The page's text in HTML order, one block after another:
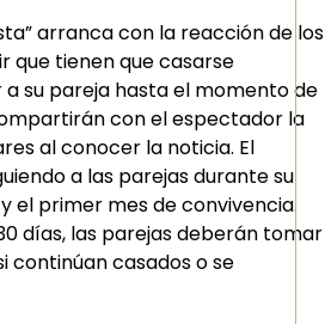
arranca con la reacción de los
que tienen que casarse
su pareja hasta el momento de
con el espectador la
al conocer la noticia. El
a las parejas durante su
el primer mes de convivencia.
días, las parejas deberán tomar
continúan casados o se